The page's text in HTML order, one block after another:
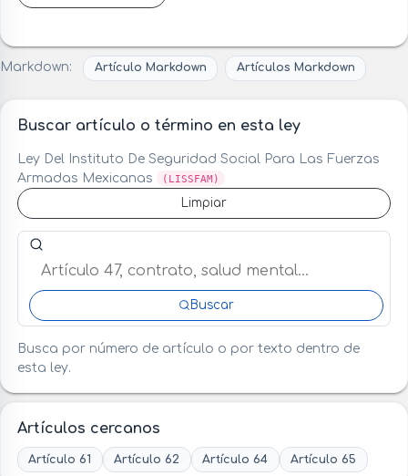
Markdown: Artículo Markdown Artículos Markdown
Buscar artículo o término en esta ley
Ley Del Instituto De Seguridad Social Para Las Fuerzas
Armadas Mexicanas
(LISSFAM)
Limpiar
Buscar artículo o término en esta ley
Buscar
Busca por número de artículo o por texto dentro de
esta ley.
Artículos cercanos
Artículo 61 Artículo 62 Artículo 64 Artículo 65